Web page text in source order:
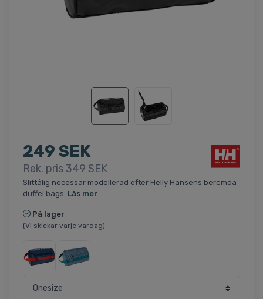
249 SEK
Rek. pris 349 SEK
Slittålig necessär modellerad efter Helly Hansens berömda
duffel bags. Läs mer
På lager
(Vi skickar varje vardag)